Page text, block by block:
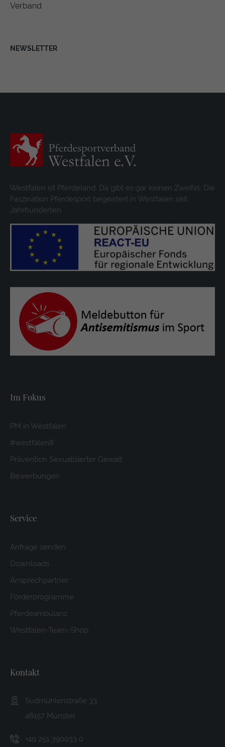
Verband
NEWSLETTER
Westfalen ist Pferdeland. Da gibt es gar keinen Zweifel. Die
Faszination Pferdesport begeistert in Westfalen seit
Jahrhunderten.
Im Fokus
PM in Westfalen
#westfalen8
Prävention Sexualisierter Gewalt
Bewerbungen
Service
Anfrage senden
Downloads
Ansprechpartner
Förderprogramme
Pferdeambulanz
Westfalen-Team-Shop
Kontakt
Sudmühlenstraße 33
48157 Münster
+49 251 390033 0